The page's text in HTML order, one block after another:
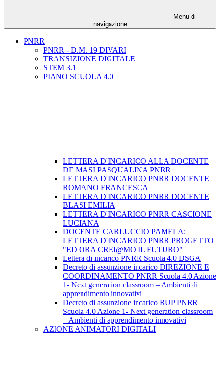
Menu di
navigazione
PNRR
PNRR - D.M. 19 DIVARI
TRANSIZIONE DIGITALE
STEM 3.1
PIANO SCUOLA 4.0
LETTERA D'INCARICO ALLA DOCENTE
DE MASI PASQUALINA PNRR
LETTERA D'INCARICO PNRR DOCENTE
ROMANO FRANCESCA
LETTERA D'INCARICO PNRR DOCENTE
BLASI EMILIA
LETTERA D'INCARICO PNRR CASCIONE
LUCIANA
DOCENTE CARLUCCIO PAMELA:
LETTERA D'INCARICO PNRR PROGETTO
"ED ORA CREI@MO IL FUTURO"
Lettera di incarico PNRR Scuola 4.0 DSGA
Decreto di assunzione incarico DIREZIONE E
COORDINAMENTO PNRR Scuola 4.0 Azione
1- Next generation classroom – Ambienti di
apprendimento innovativi
Decreto di assunzione incarico RUP PNRR
Scuola 4.0 Azione 1- Next generation classroom
– Ambienti di apprendimento innovativi
AZIONE ANIMATORI DIGITALI